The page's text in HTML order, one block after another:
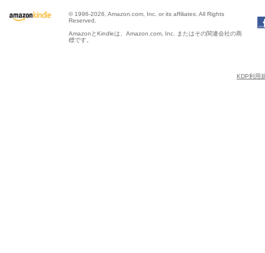
© 1996-2026, Amazon.com, Inc. or its affiliates. All Rights
Reserved.
AmazonとKindleは、Amazon.com, Inc. またはその関連会社の商
標です。
KDP利用